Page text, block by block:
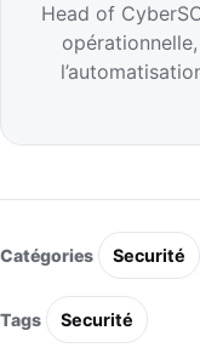
Head of
Catégories Securité
Tags Securité